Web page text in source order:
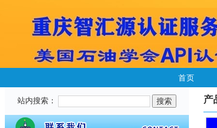
首页
站内搜索： 产